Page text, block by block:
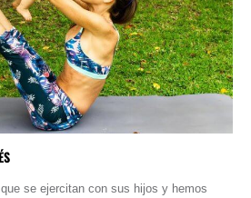
se ejercitan con sus hijos y hemos